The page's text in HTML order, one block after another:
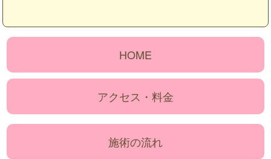
HOME
アクセス・料金
施術の流れ